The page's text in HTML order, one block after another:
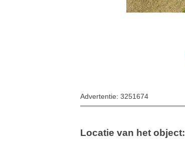
Advertentie: 3251674
Locatie van het object: